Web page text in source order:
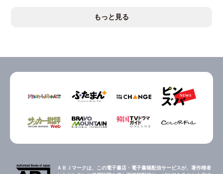
もっと見る
ＡＢＪマークは、この電子書店・電子書籍配信サービスが、著作権者